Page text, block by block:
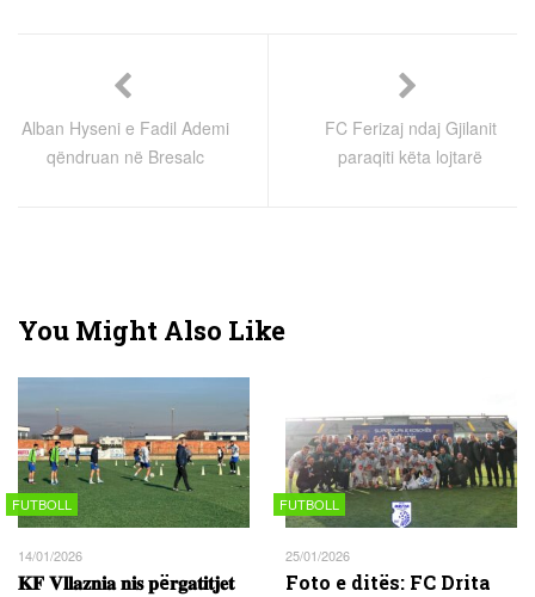
Alban Hyseni e Fadil Ademi
qëndruan në Bresalc
FC Ferizaj ndaj Gjilanit
paraqiti këta lojtarë
You Might Also Like
FUTBOLL
14/01/2026
𝐊𝐅 𝐕𝐥𝐥𝐚𝐳𝐧𝐢𝐚 𝐧𝐢𝐬 𝐩ë𝐫𝐠𝐚𝐭𝐢𝐭𝐣𝐞𝐭
FUTBOLL
25/01/2026
Foto e ditës: FC Drita